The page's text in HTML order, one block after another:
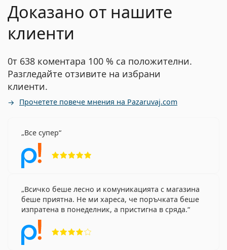
Доказано от нашите
клиенти
0т 638 коментара 100 % са положителни.
Разгледайте отзивите на избрани
клиенти.
Прочетете повече мнения на Pazaruvaj.com
Все супер
Всичко беше лесно и комуникацията с магазина
беше приятна. Не ми хареса, че поръчката беше
изпратена в понеделник, а пристигна в сряда.